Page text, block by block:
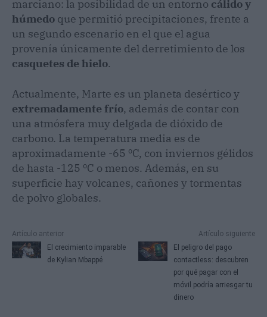
marciano: la posibilidad de un entorno cálido y
húmedo que permitió precipitaciones, frente a
un segundo escenario en el que el agua
provenía únicamente del derretimiento de los
casquetes de hielo.
Actualmente, Marte es un planeta desértico y
extremadamente frío, además de contar con
una atmósfera muy delgada de dióxido de
carbono. La temperatura media es de
aproximadamente -65 ºC, con inviernos gélidos
de hasta -125 ºC o menos. Además, en su
superficie hay volcanes, cañones y tormentas
de polvo globales.
Artículo anterior
El crecimiento imparable
de Kylian Mbappé
Artículo siguiente
El peligro del pago
contactless: descubren
por qué pagar con el
móvil podría arriesgar tu
dinero